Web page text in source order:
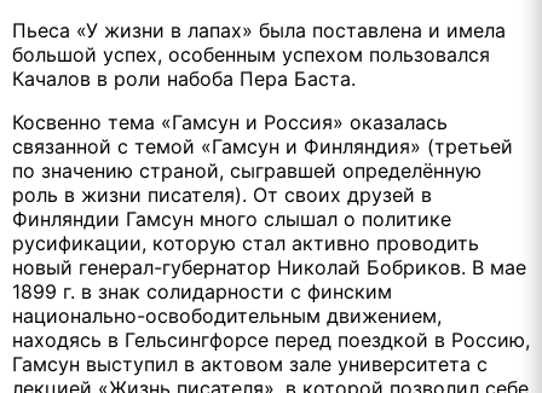
Пьеса «У жизни в лапах» была поставлена и имела
большой успех, особенным успехом пользовался
Качалов в роли набоба Пера Баста.
Косвенно тема «Гамсун и Россия» оказалась
связанной с темой «Гамсун и Финляндия» (третьей
по значению страной, сыгравшей определённую
роль в жизни писателя). От своих друзей в
Финляндии Гамсун много слышал о политике
русификации, которую стал активно проводить
новый генерал-губернатор Николай Бобриков. В мае
1899 г. в знак солидарности с финским
национально-освободительным движением,
находясь в Гельсингфорсе перед поездкой в Россию,
Гамсун выступил в актовом зале университета с
лекцией «Жизнь писателя», в которой позволил себе